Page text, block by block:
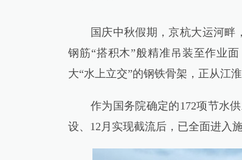
国庆中秋假期，京杭大运河畔，
钢筋“搭积木”般精准吊装至作业
大“水上立交”的钢铁骨架，正从江
作为国务院确定的172项节水供
设、12月实现截流后，已全面进入